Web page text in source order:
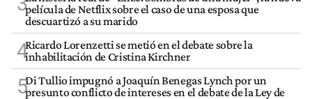
película de Netflix sobre el caso de una esposa que
descuartizó a su marido
4Ricardo Lorenzetti se metió en el debate sobre la
inhabilitación de Cristina Kirchner
5Di Tullio impugnó a Joaquín Benegas Lynch por un
presunto conflicto de intereses en el debate de la Ley de